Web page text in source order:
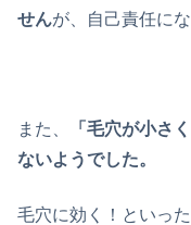
せんが、 自己責任に
また、
「毛穴が小さ
ないようでした。
毛穴に効く！といっ